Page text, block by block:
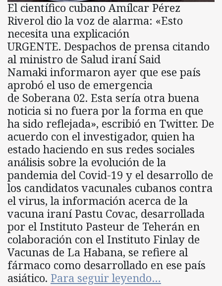
El científico cubano Amílcar Pérez
Riverol dio la voz de alarma: «Esto
necesita una explicación
URGENTE. Despachos de prensa citando
al ministro de Salud iraní Said
Namaki informaron ayer que ese país
aprobó el uso de emergencia
de Soberana 02. Esta sería otra buena
noticia si no fuera por la forma en que
ha sido reflejada», escribió en Twitter. De
acuerdo con el investigador, quien ha
estado haciendo en sus redes sociales
análisis sobre la evolución de la
pandemia del Covid-19 y el desarrollo de
los candidatos vacunales cubanos contra
el virus, la información acerca de la
vacuna iraní Pastu Covac, desarrollada
por el Instituto Pasteur de Teherán en
colaboración con el Instituto Finlay de
Vacunas de La Habana, se refiere al
fármaco como desarrollado en ese país
asiático. Para seguir leyendo…